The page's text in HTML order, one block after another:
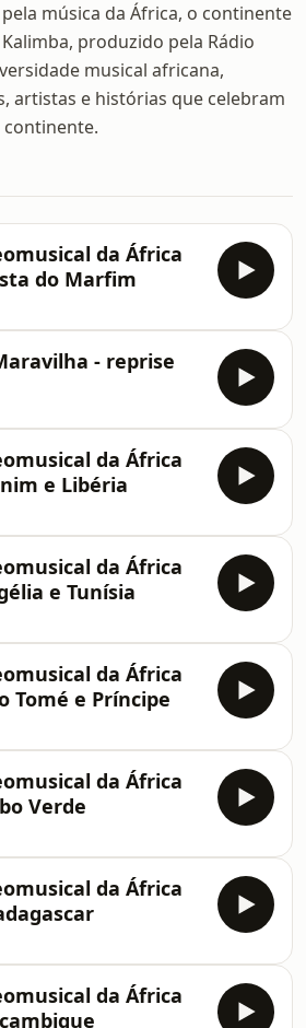
música da África, o continente
produzido pela Rádio
musical africana,
artistas e histórias que celebram
da África
do Marfim
- reprise
da África
e Libéria
da África
e Tunísia
da África
Tomé e Príncipe
da África
Verde
da África
da África